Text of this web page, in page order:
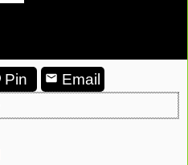
Pin
Email